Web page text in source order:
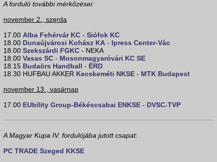
A forduló további mérkőzései:
november 2., szerda
17.00 Alba Fehérvár KC - Siófok KC
18.00 Dunaújvárosi Kohász KA - Ipress Center-Vác
18.00 Szekszárdi FGKC - NEKA
18.00 Vasas SC - Mosonmagyaróvári KC SE
18.15 Budaörs Handball - ÉRD
18.30 HUFBAU AKKER Kecskeméti NKSE - MTK Budapest
november 13., vasárnap
17.00 EUbility Group-Békéscsabai ENKSE - DVSC-TVP
A Magyar Kupa IV. fordulójába jutott csapat:
PC TRADE Szeged KKSE